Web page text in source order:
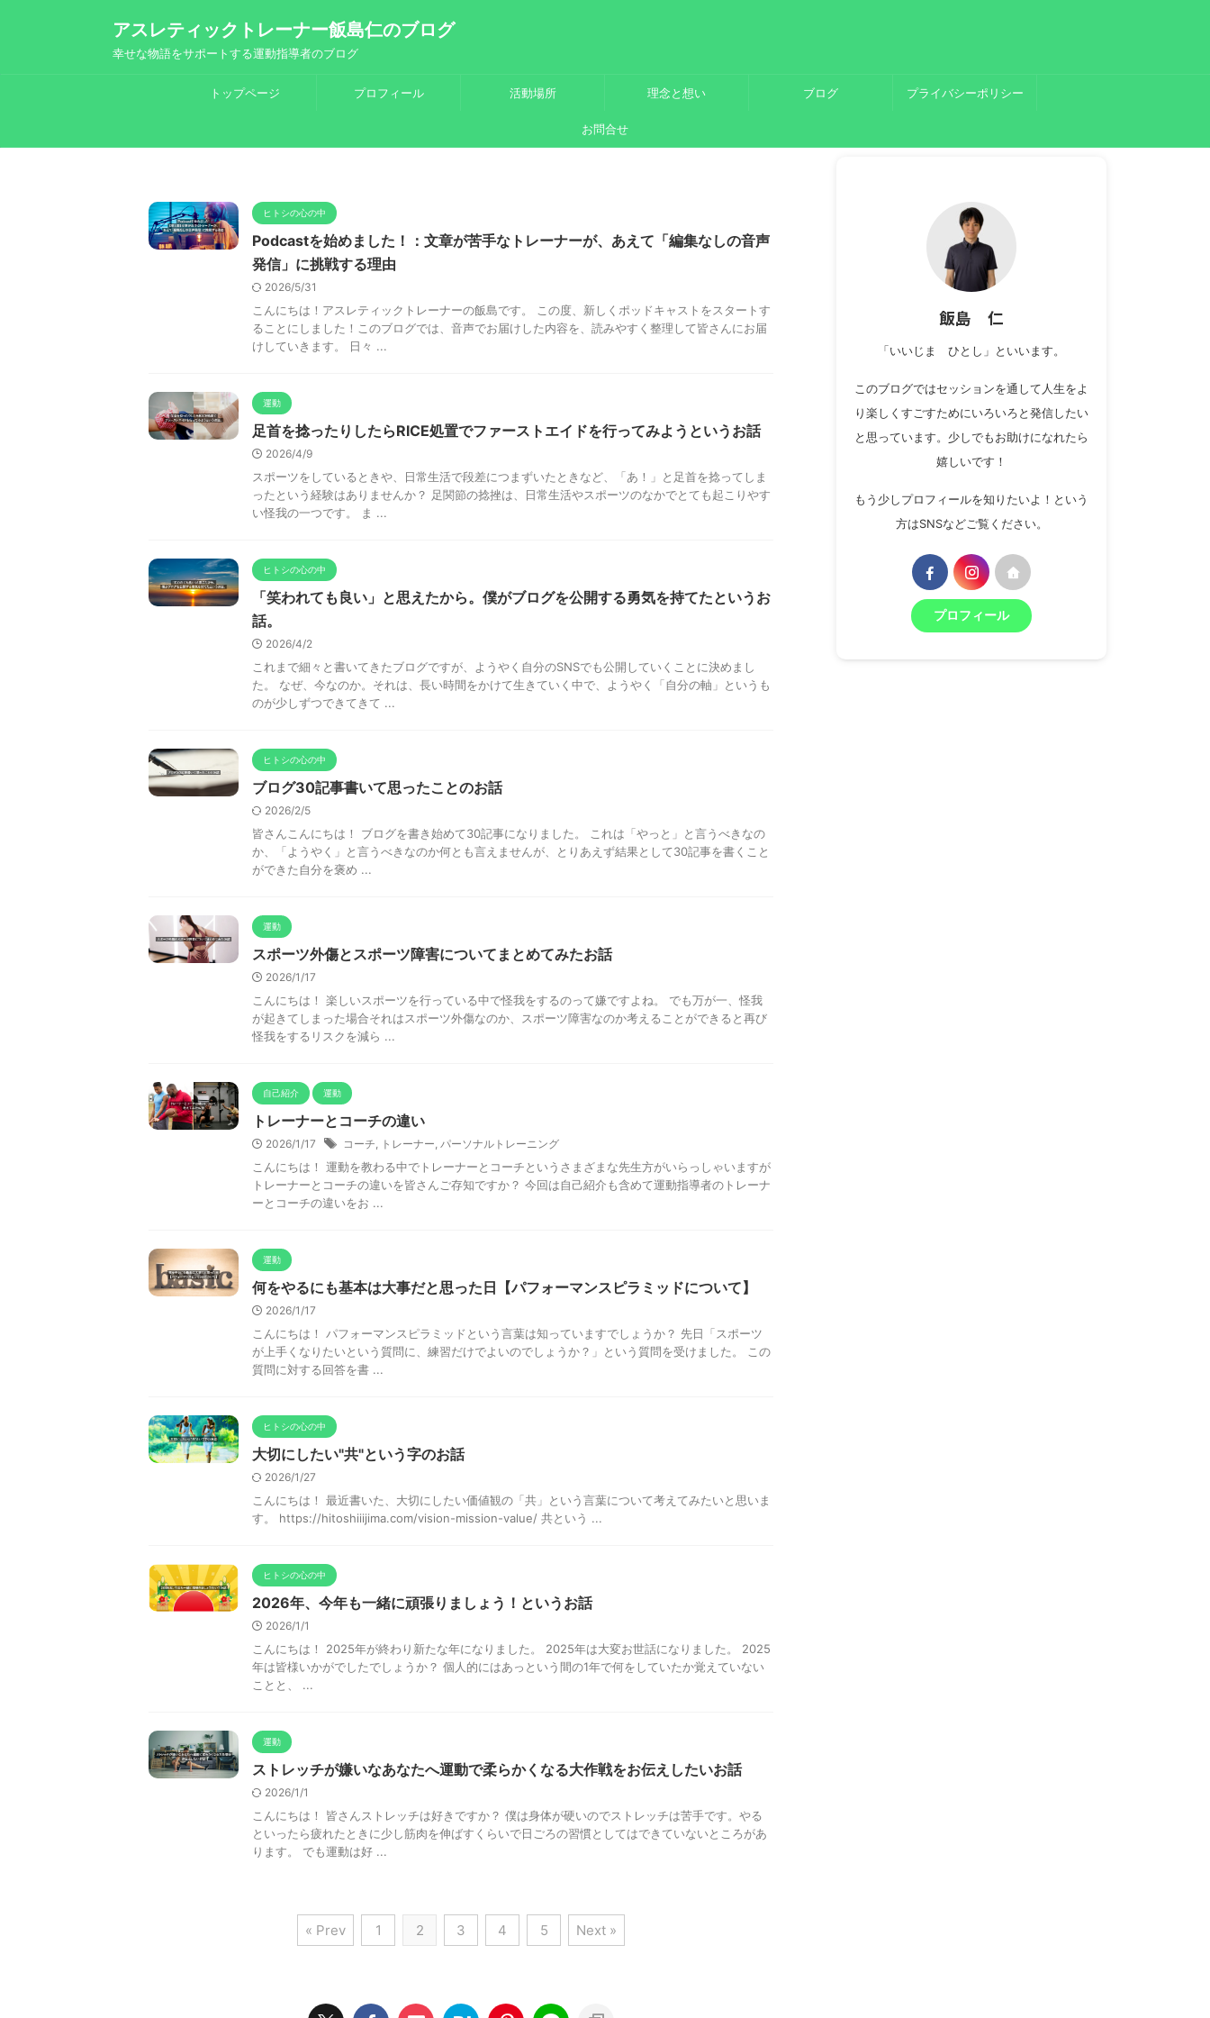
アスレティックトレーナー飯島仁のブログ
幸せな物語をサポートする運動指導者のブログ
トップページ プロフィール 活動場所 理念と想い ブログ プライバシーポリシー
お問合せ
ヒトシの心の中
Podcastを始めました！：文章が苦手なトレーナーが、あえて「編集なしの音声
発信」に挑戦する理由
2026/5/31
こんにちは！アスレティックトレーナーの飯島です。 この度、新しくポッドキャストをスタートす
ることにしました！このブログでは、音声でお届けした内容を、読みやすく整理して皆さんにお届
けしていきます。 日々 ...
運動
足首を捻ったりしたらRICE処置でファーストエイドを行ってみようというお話
2026/4/9
スポーツをしているときや、日常生活で段差につまずいたときなど、「あ！」と足首を捻ってしま
ったという経験はありませんか？ 足関節の捻挫は、日常生活やスポーツのなかでとても起こりやす
い怪我の一つです。 ま ...
ヒトシの心の中
「笑われても良い」と思えたから。僕がブログを公開する勇気を持てたというお
話。
2026/4/2
これまで細々と書いてきたブログですが、ようやく自分のSNSでも公開していくことに決めまし
た。 なぜ、今なのか。それは、長い時間をかけて生きていく中で、ようやく「自分の軸」というも
のが少しずつできてきて ...
ヒトシの心の中
ブログ30記事書いて思ったことのお話
2026/2/5
皆さんこんにちは！ ブログを書き始めて30記事になりました。 これは「やっと」と言うべきなの
か、「ようやく」と言うべきなのか何とも言えませんが、とりあえず結果として30記事を書くこと
ができた自分を褒め ...
運動
スポーツ外傷とスポーツ障害についてまとめてみたお話
2026/1/17
こんにちは！ 楽しいスポーツを行っている中で怪我をするのって嫌ですよね。 でも万が一、怪我
が起きてしまった場合それはスポーツ外傷なのか、スポーツ障害なのか考えることができると再び
怪我をするリスクを減ら ...
自己紹介 運動
トレーナーとコーチの違い
2026/1/17 コーチ, トレーナー, パーソナルトレーニング
こんにちは！ 運動を教わる中でトレーナーとコーチというさまざまな先生方がいらっしゃいますが
トレーナーとコーチの違いを皆さんご存知ですか？ 今回は自己紹介も含めて運動指導者のトレーナ
ーとコーチの違いをお ...
運動
何をやるにも基本は大事だと思った日【パフォーマンスピラミッドについて】
2026/1/17
こんにちは！ パフォーマンスピラミッドという言葉は知っていますでしょうか？ 先日「スポーツ
が上手くなりたいという質問に、練習だけでよいのでしょうか？」という質問を受けました。 この
質問に対する回答を書 ...
ヒトシの心の中
大切にしたい"共"という字のお話
2026/1/27
こんにちは！ 最近書いた、大切にしたい価値観の「共」という言葉について考えてみたいと思いま
す。 https://hitoshiiijima.com/vision-mission-value/ 共という ...
ヒトシの心の中
2026年、今年も一緒に頑張りましょう！というお話
2026/1/1
こんにちは！ 2025年が終わり新たな年になりました。 2025年は大変お世話になりました。 2025
年は皆様いかがでしたでしょうか？ 個人的にはあっという間の1年で何をしていたか覚えていない
ことと、 ...
運動
ストレッチが嫌いなあなたへ運動で柔らかくなる大作戦をお伝えしたいお話
2026/1/1
こんにちは！ 皆さんストレッチは好きですか？ 僕は身体が硬いのでストレッチは苦手です。やる
といったら疲れたときに少し筋肉を伸ばすくらいで日ごろの習慣としてはできていないところがあ
ります。 でも運動は好 ...
« Prev 1 2 3 4 5 Next »
飯島 仁
「いいじま ひとし」といいます。
このブログではセッションを通して人生をよ
り楽しくすごすためにいろいろと発信したい
と思っています。少しでもお助けになれたら
嬉しいです！
もう少しプロフィールを知りたいよ！という
方はSNSなどご覧ください。
プロフィール